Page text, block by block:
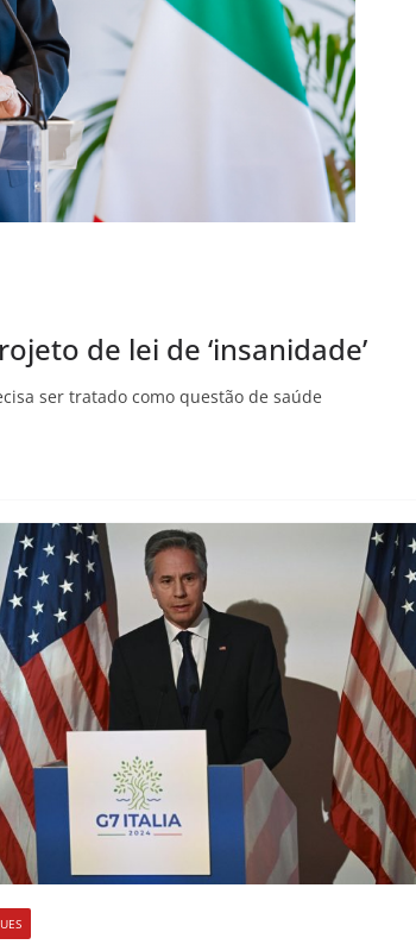
de lei de ‘insanidade’
ser tratado como questão de saúde